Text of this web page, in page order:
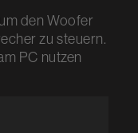
den Woofer
zu steuern.
PC nutzen